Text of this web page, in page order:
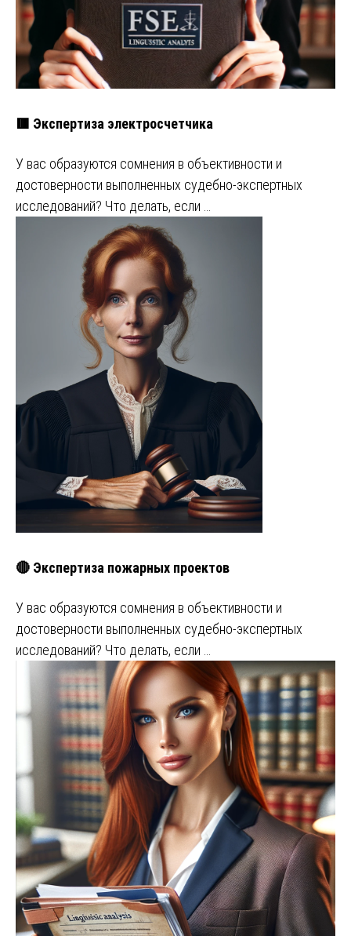
🟥 Экспертиза электросчетчика
У вас образуются сомнения в объективности и
достоверности выполненных судебно-экспертных
исследований? Что делать, если …
🔴 Экспертиза пожарных проектов
У вас образуются сомнения в объективности и
достоверности выполненных судебно-экспертных
исследований? Что делать, если …